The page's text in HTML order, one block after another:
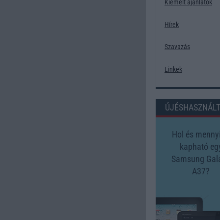
Kiemelt ajánlatok
Hírek
Szavazás
Linkek
Hol és
kapható
Samsung
A37?